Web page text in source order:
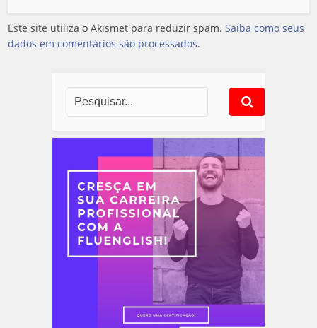
Este site utiliza o Akismet para reduzir spam.Saiba como seus
dados em comentários são processados.